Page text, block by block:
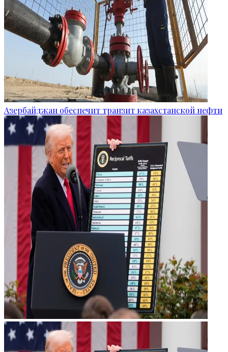
Азербайджан обеспечит транзит казахстанской нефти